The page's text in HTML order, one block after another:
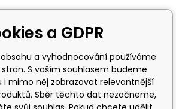
a GDPR
a vyhodnocování používáme
S vaším souhlasem budeme
i mimo něj zobrazovat relevantnější
Sběr těchto dat nezačneme,